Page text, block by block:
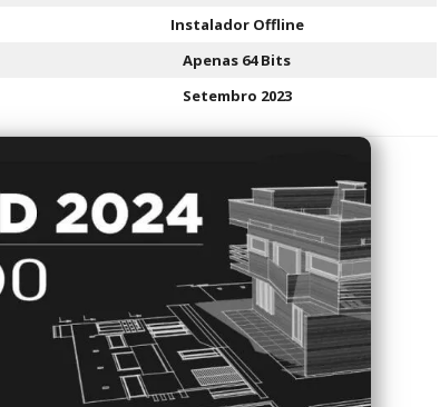
Instalador Offline
Apenas 64 Bits
Setembro 2023